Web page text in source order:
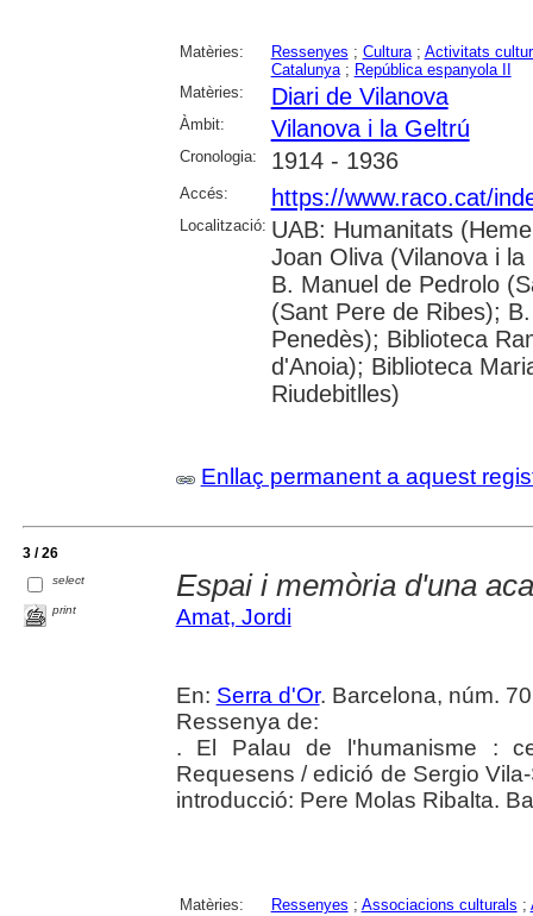
Matèries: Ressenyes ; Cultura; Activitats
Catalunya; República espanyola II
Matèries:
Diari de Vilanova
Àmbit: Vilanova i la Geltrú
Cronologia: 1914 - 1936
Accés: https://www.raco.cat/
Localització: UAB: Humanitats
Joan Oliva (Vilanova i
B. Manuel de Pedrolo
(Sant Pere de Ribes);
Penedès); Biblioteca
d'Anoia); Biblioteca
Riudebitlles)
Enllaç permanent a aquest
3 / 26
select
print
Espai i memòria d'una
Amat, Jordi
En: Serra d'Or. Barcelona, núm.
Ressenya de:
. El Palau de l'humanisme :
Requesens / edició de Sergio
introducció: Pere Molas Ribalta.
Matèries: Ressenyes ; Associacions culturals ;